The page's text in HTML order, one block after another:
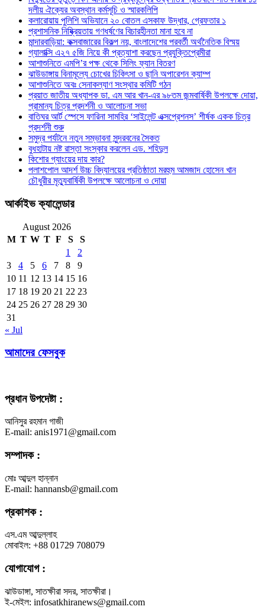
দলীয় ঐক্যের অবস্থান কর্মসূচি ও স্মারকলিপি
কলারোয়ায় পুলিশি অভিযানে ২০ বোতল এসকাফ উদ্ধার, গ্রেফতার ১
প্রশাসনিক নিষ্ক্রিয়তায় গণধর্ষণের বিচারহীনতা মানা হবে না
মান্দারবাড়িয়া: কক্সবাজারের বিকল্প নয়, বাংলাদেশের পরবর্তী অর্থনৈতিক বিস্ময়
গ্যালাক্সি এ২৭ ৫জি নিয়ে কী প্রত্যাশা করছেন প্রযুক্তিপ্রেমীরা
আশাশুনিতে এমপি’র পক্ষ থেকে সিলিং ফ্যান বিতরণ
ঝাউডাঙ্গায় বিনামূল্যে চোখের চিকিৎসা ও ছানি অপারেশন ক্যাম্প
আশাশুনিতে অবঃ সেনাকল্যাণ সংস্থার কমিটি গঠন
প্রয়াত জাতীয় অধ্যাপক ডা. এম আর খান-এর ৯৮তম জন্মবার্ষিকী উপলক্ষে দোয়া,
প্রামান্য চিত্র প্রদর্শনী ও আলোচনা সভা
বাতিঘর আর্ট স্পেসে ফারিনা সামহির ‘সাইলেন্ট এক্সপ্রেশনস’ শীর্ষক একক চিত্র
প্রদর্শনী শুরু
সমুদ্র পর্যটনে নতুন সম্ভাবনা সুন্দরবনের সৈকত
বুধহাটায় নষ্ট রাস্তা সংস্কার করলেন এড. শহিদুল
কিশোর গ্যাংয়ের দায় কার?
পলাশপোল আদর্শ উচ্চ বিদ্যালয়ের প্রতিষ্ঠাতা মরহুম আমজাদ হোসেন খান
চৌধুরীর মৃত্যুবার্ষিকী উপলক্ষে আলোচনা ও দোয়া
আর্কাইভ ক্যালেন্ডার
August 2026
M T W T F S
S
1
2
3
4 5 6 7 8
9
10 11 12 13 14 15 16
17 18 19 20 21 22 23
24 25 26 27 28 29 30
31
« Jul
আমাদের ফেসবুক
প্রধান উপদেষ্টা :
আনিসুর রহমান গাজী
E-mail: anis1971@gmail.com
সম্পাদক :
মোঃ আব্দুল হান্নান
E-mail: hannansb@gmail.com
প্রকাশক :
এস.এম আব্দুল্লাহ
মোবাইল: +88 01729 708079
যোগাযোগ :
ঝাউডাঙ্গা, সাতক্ষীরা সদর, সাতক্ষীরা।
ই-মেইল: infosatkhiranews@gmail.com